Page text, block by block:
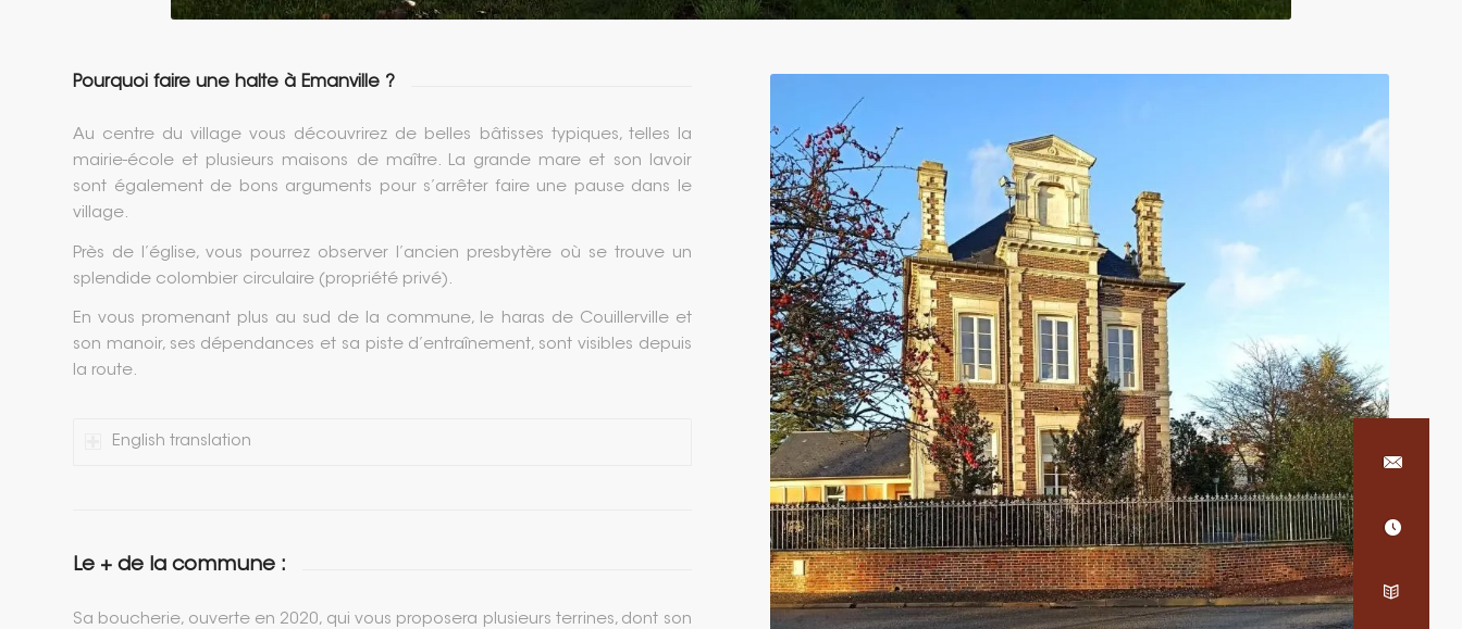
Pourquoi faire une halte à Emanville ?
Au centre du village vous découvrirez de belles bâtisses typiques, telles la
mairie-école et plusieurs maisons de maître. La grande mare et son lavoir
sont également de bons arguments pour s’arrêter faire une pause dans le
village.
Près de l’église, vous pourrez observer l’ancien presbytère où se trouve un
splendide colombier circulaire (propriété privé).
En vous promenant plus au sud de la commune, le haras de Couillerville et
son manoir, ses dépendances et sa piste d’entraînement, sont visibles depuis
la route.
English translation
Le + de la commune :
Sa boucherie, ouverte en 2020, qui vous proposera plusieurs terrines, dont son